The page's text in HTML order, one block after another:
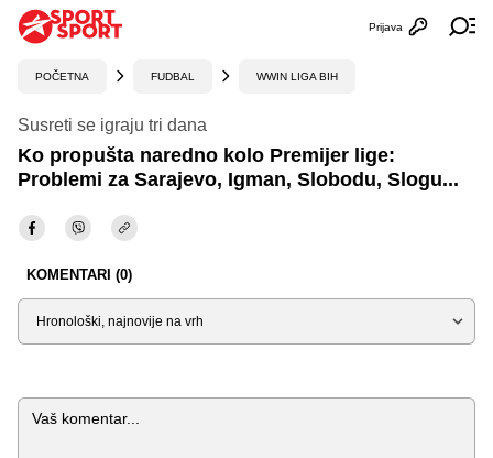
Otvori
Prijava
POČETNA FUDBAL WWIN LIGA BIH
Susreti se igraju tri dana
Ko propušta naredno kolo Premijer lige:
Problemi za Sarajevo, Igman, Slobodu, Slogu...
KOMENTARI (0)
Sortiraj
Komentar